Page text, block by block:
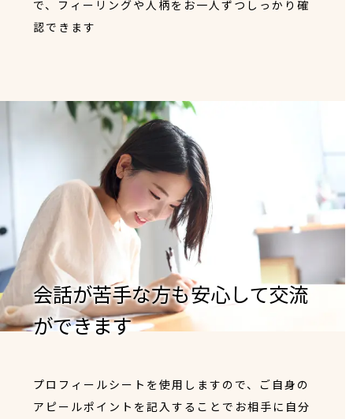
で、フィーリングや人柄をお一人ずつしっかり確
認できます
会話が苦手な方も安心して交流
ができます
プロフィールシートを使用しますので、ご自身の
アピールポイントを記入することでお相手に自分